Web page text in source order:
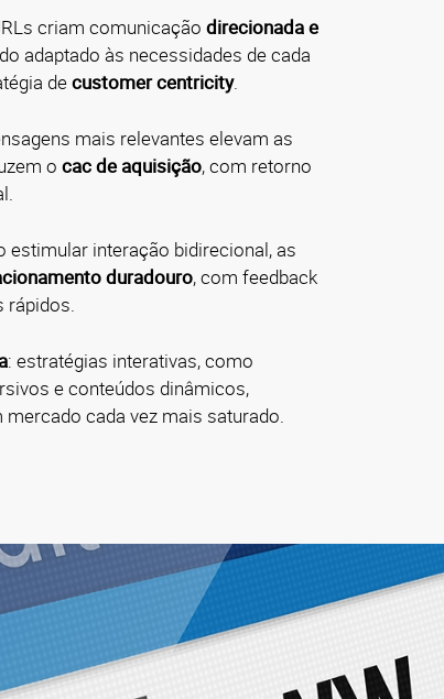
criam comunicação direcionada e
adaptado às necessidades de cada
decustomer centricity.
mais relevantes elevam as
o cac de aquisição, com retorno
estimular interação bidirecional, as
duradouro, com feedback
rápidos.
: estratégias interativas, como
e conteúdos dinâmicos,
cada vez mais saturado.